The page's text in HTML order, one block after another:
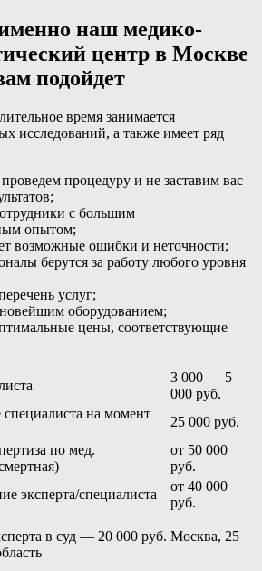
наш медико-
центр в Москве
подойдет
время занимается
исследований, а также имеет ряд
процедуру и не заставим вас
с большим
опытом;
возможные ошибки и неточности;
берутся за работу любого уровня
услуг;
оборудованием;
цены, соответствующие
3 000 — 5
000 руб.
на момент
25 000 руб.
по мед.
от 50 000
руб.
эксперта/специалиста
от 40 000
руб.
в суд — 20 000 руб. Москва, 25